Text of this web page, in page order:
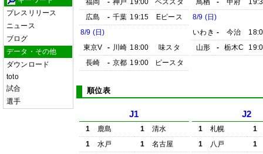
プレスリリース
ニュース
ブログ
データ・その他
ダウンロード
toto
試合
選手
福岡
- 神戸 19:00
ベススタ
広島
- 千葉 19:15
Eピース
8/9 (日)
東京V
- 川崎 18:00
味スタ
長崎
- 京都 19:00 ピースタ
鳥栖
- 甲府
8/9 (日)
いわき - 今治
山形
- 栃木C
順位表
J1
1 鹿島 1
清水
1
水戸 1
名古屋
J2
1 札幌
1
1
八戸
1